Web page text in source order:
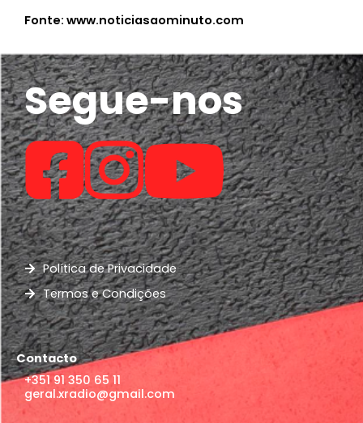
Fonte: www.noticiasaominuto.com
Segue-nos
Política de Privacidade
Termos e Condições
Contacto
+351 91 350 65 11
geral.xradio@gmail.com